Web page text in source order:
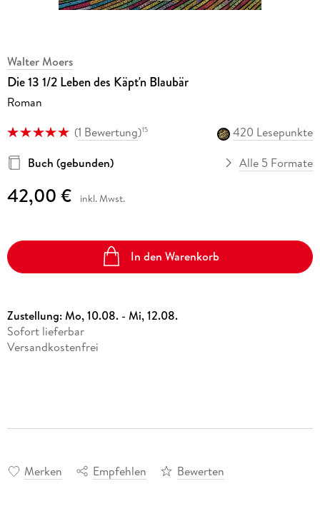
Walter Moers
Die 13 1/2 Leben des Käpt'n Blaubär
Roman
(1 Bewertung)15
420 Lesepunkte
Buch (gebunden)
Alle 5 Formate
42,00 € inkl. Mwst.
In den Warenkorb
Zustellung:Mo, 10.08. - Mi, 12.08.
Sofort lieferbar
Versandkostenfrei
Merken Empfehlen Bewerten